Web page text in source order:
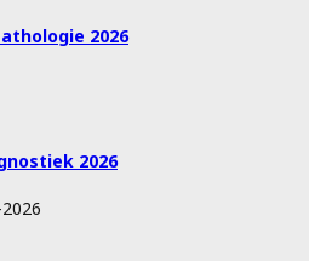
2026
2026